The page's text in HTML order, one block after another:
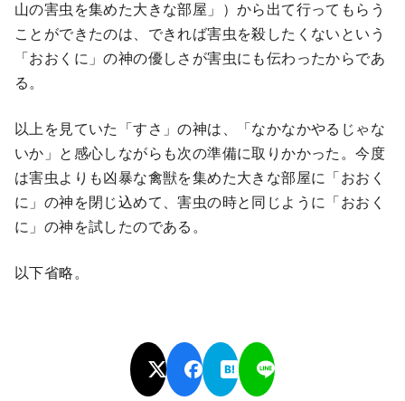
山の害虫を集めた大きな部屋」）から出て行ってもらう
ことができたのは、できれば害虫を殺したくないという
「おおくに」の神の優しさが害虫にも伝わったからであ
る。
以上を見ていた「すさ」の神は、「なかなかやるじゃな
いか」と感心しながらも次の準備に取りかかった。今度
は害虫よりも凶暴な禽獣を集めた大きな部屋に「おおく
に」の神を閉じ込めて、害虫の時と同じように「おおく
に」の神を試したのである。
以下省略。